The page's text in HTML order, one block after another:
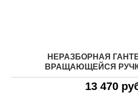
НЕРАЗБОРНАЯ
ВРАЩАЮЩЕЙСЯ
13 470